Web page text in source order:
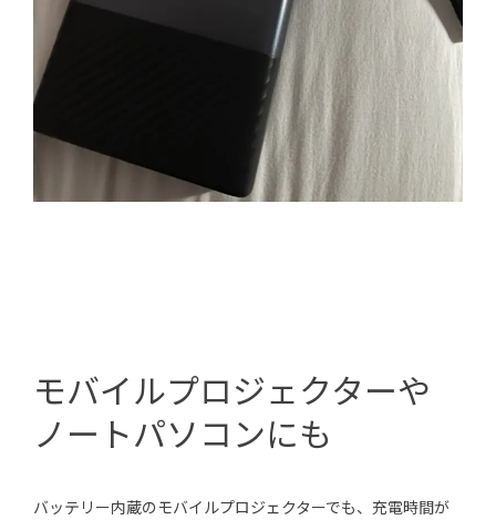
モバイルプロジェクターや
ノートパソコンにも
バッテリー内蔵のモバイルプロジェクターでも、充電時間が